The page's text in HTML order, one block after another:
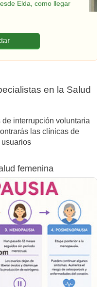
Elda, como llegar
en la Salud
interrupción voluntaria
las clínicas de
femenina